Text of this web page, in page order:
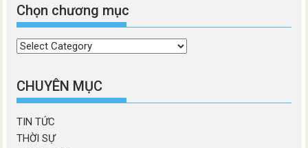
Chọn chương mục
Chọn
mục
CHUYÊN MỤC
TIN TỨC
THỜI SỰ